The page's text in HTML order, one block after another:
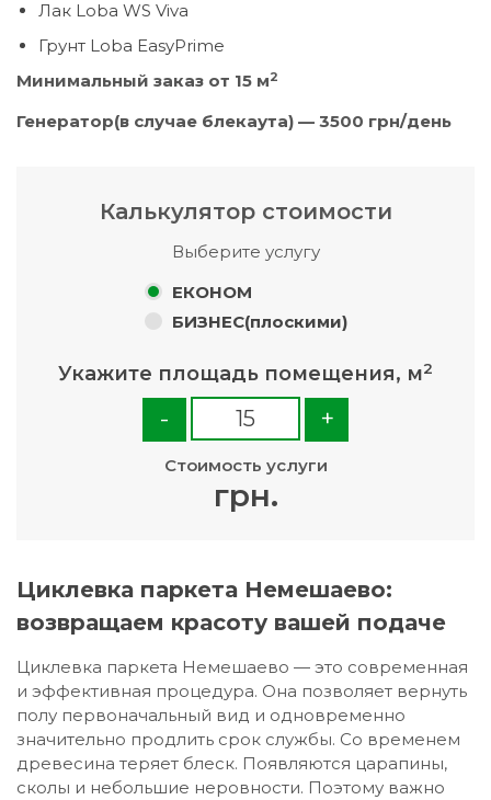
Лак Loba WS Viva
Грунт Loba EasyPrime
Минимальный заказ от 15 м2
Генератор(в случае блекаута) — 3500 грн/день
Калькулятор стоимости
Выберите услугу
ЕКОНОМ
БИЗНЕС(плоскими)
Укажите площадь помещения, м2
- +
Стоимость услуги
грн.
Циклевка паркета Немешаево:
возвращаем красоту вашей подаче
Циклевка паркета Немешаево — это современная
и эффективная процедура. Она позволяет вернуть
полу первоначальный вид и одновременно
значительно продлить срок службы. Со временем
древесина теряет блеск. Появляются царапины,
сколы и небольшие неровности. Поэтому важно